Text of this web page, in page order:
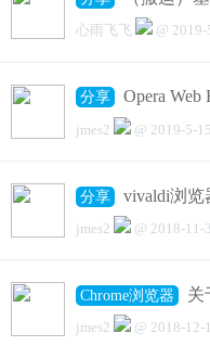
心雨飞飞 @ 2019-
分享 Opera Web
jmes2 @ 2019-5-15
分享 vivaldi浏览
jmes2 @ 2018-11-3
Chrome浏览器 关
jmes2 @ 2018-12-